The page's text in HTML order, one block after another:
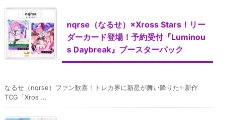
nqrse（なるせ）×Xross Stars！リー
ダーカード登場！予約受付『Luminou
s Daybreak』ブースターパック
なるせ（nqrse）ファン歓喜！トレカ界に新星が舞い降りた✨新作
TCG「Xros ...